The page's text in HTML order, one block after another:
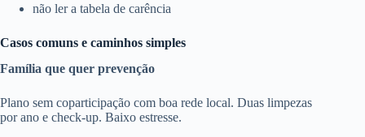
não ler a tabela de carência
Casos comuns e caminhos simples
Família que quer prevenção
Plano sem coparticipação com boa rede local. Duas limpezas
por ano e check-up. Baixo estresse.